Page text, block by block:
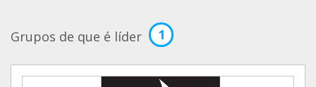
Grupos de que é líder 1